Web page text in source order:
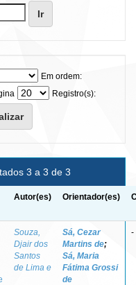
Em ordem:
Registro(s):
3 a 3 de 3
Autor(es) Orientador(es)
Souza,
Djair dos
Santos
de Lima e
Sá, Cezar
Martins de;
Sá, Maria
Fátima Grossi
de
-